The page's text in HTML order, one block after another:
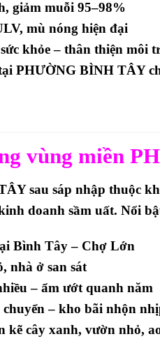
giảm muỗi 95–98%
mù nóng hiện đại
khỏe – thân thiện môi
PHƯỜNG BÌNH TÂY
vùng miền
sau sáp nhập thuộc
doanh sầm uất. Nổi
Bình Tây – Chợ Lớn
nhà ở san sát
– ẩm ướt quanh năm
– kho bãi nhộn
kẽ cây xanh, vườn nhỏ,